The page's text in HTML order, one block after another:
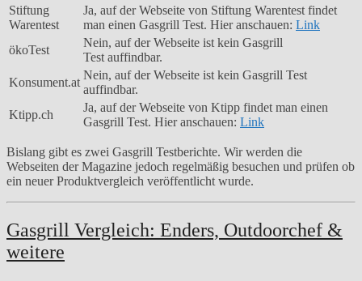
Stiftung
Warentest
Ja, auf der Webseite von Stiftung Warentest findet
man einen Gasgrill Test. Hier anschauen: Link
ökoTest
Nein, auf der Webseite ist kein Gasgrill
Test auffindbar.
Konsument.at
Nein, auf der Webseite ist kein Gasgrill Test
auffindbar.
Ktipp.ch
Ja, auf der Webseite von Ktipp findet man einen
Gasgrill Test. Hier anschauen: Link
Bislang gibt es zwei Gasgrill Testberichte. Wir werden die
Webseiten der Magazine jedoch regelmäßig besuchen und prüfen ob
ein neuer Produktvergleich veröffentlicht wurde.
Gasgrill Vergleich: Enders, Outdoorchef &
weitere